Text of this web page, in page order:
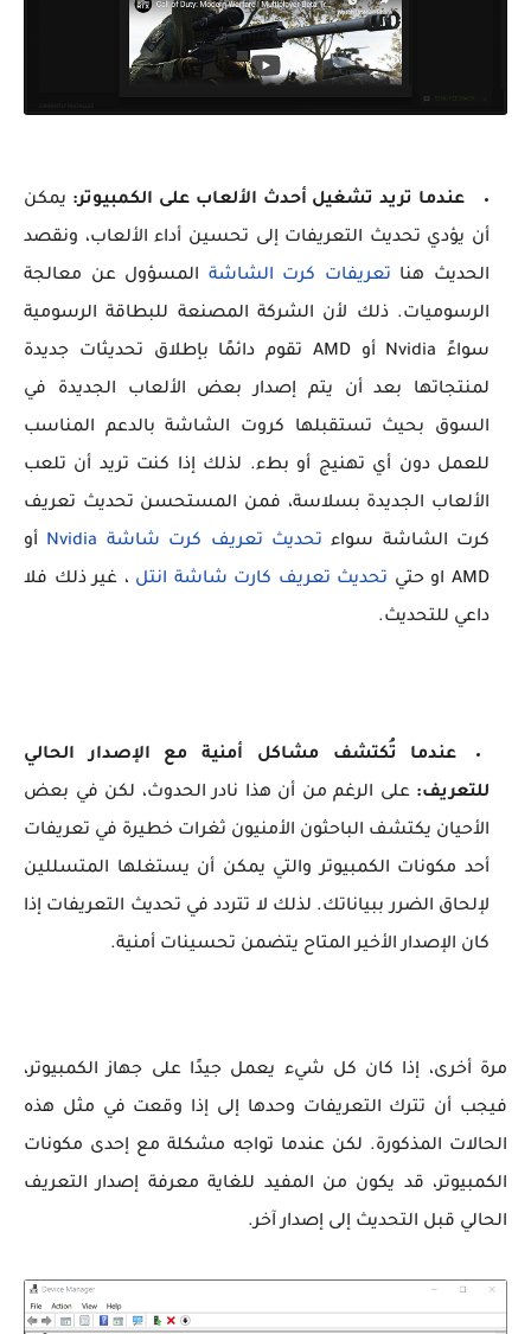
عندما تريد تشغيل أحدث الألعاب على الكمبيوتر: يمكن
أن يؤدي تحديث التعريفات إلى تحسين أداء الألعاب، ونقصد
الحديث هنا تعريفات كرت الشاشة المسؤول عن معالجة
الرسوميات. ذلك لأن الشركة المصنعة للبطاقة الرسومية
سواءً Nvidia أو AMD تقوم دائمًا بإطلاق تحديثات جديدة
لمنتجاتها بعد أن يتم إصدار بعض الألعاب الجديدة في
السوق بحيث تستقبلها كروت الشاشة بالدعم المناسب
للعمل دون أي تهنيج أو بطء. لذلك إذا كنت تريد أن تلعب
الألعاب الجديدة بسلاسة، فمن المستحسن تحديث تعريف
كرت الشاشة سواء تحديث تعريف كرت شاشة Nvidia
أو
AMD او حتي
تحديث تعريف كارت شاشة انتل ، غير ذلك فلا
داعي للتحديث.
عندما تُكتشف مشاكل أمنية مع الإصدار الحالي
للتعريف: على الرغم من أن هذا نادر الحدوث، لكن في بعض
الأحيان يكتشف الباحثون الأمنيون ثغرات خطيرة في تعريفات
أحد مكونات الكمبيوتر والتي يمكن أن يستغلها المتسللين
لإلحاق الضرر ببياناتك. لذلك لا تتردد في تحديث التعريفات إذا
كان الإصدار الأخير المتاح يتضمن تحسينات أمنية.
مرة أخرى، إذا كان كل شيء يعمل جيدًا على جهاز الكمبيوتر،
فيجب أن تترك التعريفات وحدها إلى إذا وقعت في مثل هذه
الحالات المذكورة. لكن عندما تواجه مشكلة مع إحدى مكونات
الكمبيوتر، قد يكون من المفيد للغاية معرفة إصدار التعريف
الحالي قبل التحديث إلى إصدار آخر.